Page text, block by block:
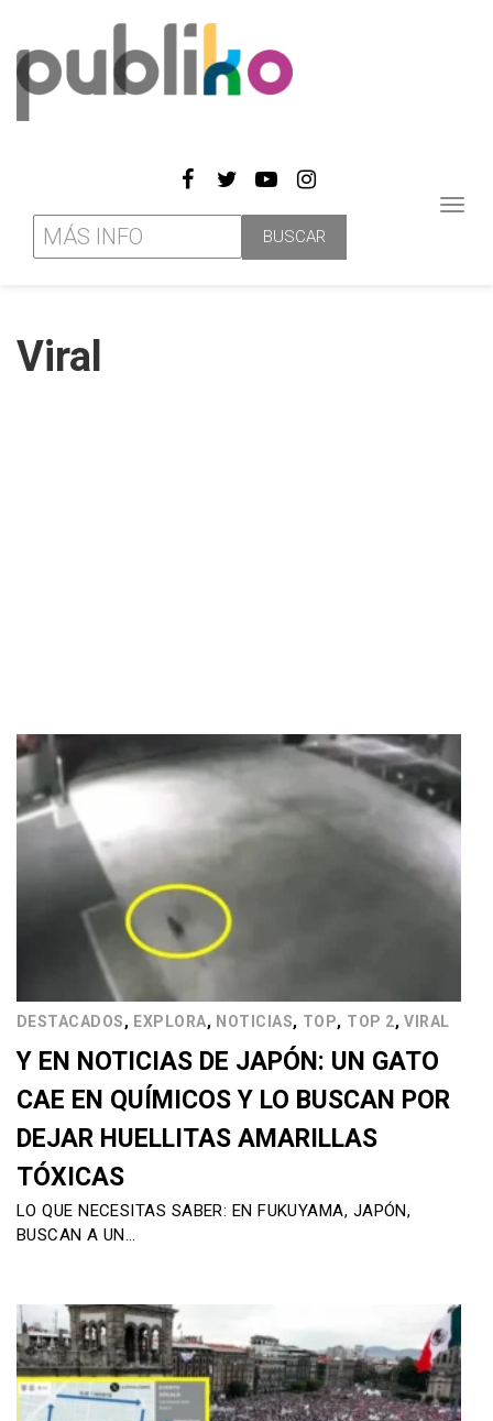
Viral
DESTACADOS, EXPLORA, NOTICIAS, TOP, TOP 2,VIRAL
Y EN NOTICIAS DE JAPÓN: UN GATO
CAE EN QUÍMICOS Y LO BUSCAN POR
DEJAR HUELLITAS AMARILLAS
TÓXICAS
LO QUE NECESITAS SABER: EN FUKUYAMA, JAPÓN,
BUSCAN A UN…